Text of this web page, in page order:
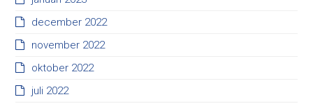
december 2022
november 2022
oktober 2022
juli 2022